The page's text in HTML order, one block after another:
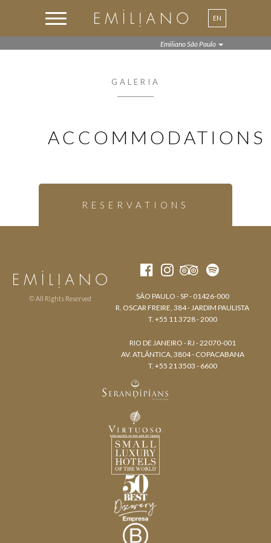
EN
PT
Emiliano São Paulo
GALERIA
ACCOMMODATIONS
RESERVATIONS
© All Rights Reserved
SÃO PAULO - SP - 01426-000
R. OSCAR FREIRE, 384 - JARDIM PAULISTA
T. +55 11 3728 - 2000
RIO DE JANEIRO - RJ - 22070-001
AV. ATLÂNTICA, 3804 - COPACABANA
T. +55 21 3503 - 6600